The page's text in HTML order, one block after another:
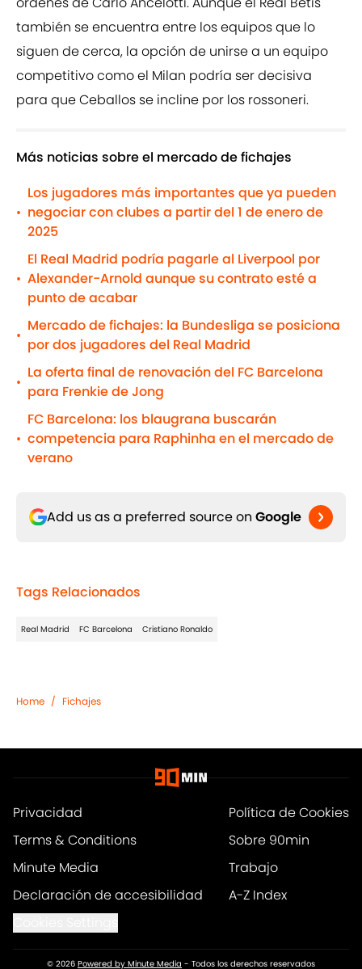
también se encuentra entre los equipos que lo
siguen de cerca, la opción de unirse a un equipo
competitivo como el Milan podría ser decisiva
para que Ceballos se incline por los rossoneri.
Más noticias sobre el mercado de fichajes
•
Los jugadores más importantes que ya pueden
negociar con clubes a partir del 1 de enero de
2025
•
El Real Madrid podría pagarle al Liverpool por
Alexander-Arnold aunque su contrato esté a
punto de acabar
•
Mercado de fichajes: la Bundesliga se posiciona
por dos jugadores del Real Madrid
•
La oferta final de renovación del FC Barcelona
para Frenkie de Jong
•
FC Barcelona: los blaugrana buscarán
competencia para Raphinha en el mercado de
verano
Add us as a preferred source on Google
Tags Relacionados
Real Madrid FC Barcelona Cristiano Ronaldo
Home / Fichajes
Privacidad
Política de Cookies
Terms & Conditions
Sobre 90min
Minute Media
Trabajo
Declaración de accesibilidad
A-Z Index
© 2026 Powered by Minute Media - Todos los derechos reservados